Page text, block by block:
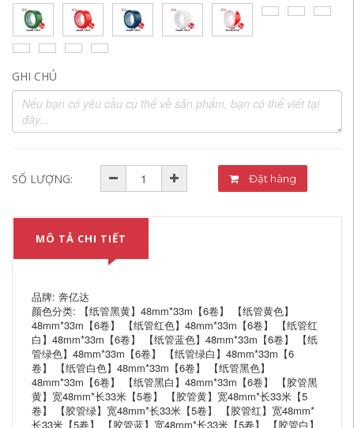
GHI CHÚ
SỐ LƯỢNG: Đặt hàng
MÔ TẢ CHI TIẾT
品牌: 奔亿达
颜色分类: 【纸管黑黄】48mm*33m【6卷】 【纸管黄色】
48mm*33m【6卷】 【纸管红色】48mm*33m【6卷】 【纸管红
白】48mm*33m【6卷】 【纸管蓝色】48mm*33m【6卷】 【纸
管绿色】48mm*33m【6卷】 【纸管绿白】48mm*33m【6
卷】 【纸管白色】48mm*33m【6卷】 【纸管黑色】
48mm*33m【6卷】 【纸管黑白】48mm*33m【6卷】 【胶管黑
黄】宽48mm*长33米【5卷】 【胶管黄】宽48mm*长33米【5
卷】 【胶管绿】宽48mm*长33米【5卷】 【胶管红】宽48mm*
长33米【5卷】 【胶管蓝】宽48mm*长33米【5卷】 【胶管白】